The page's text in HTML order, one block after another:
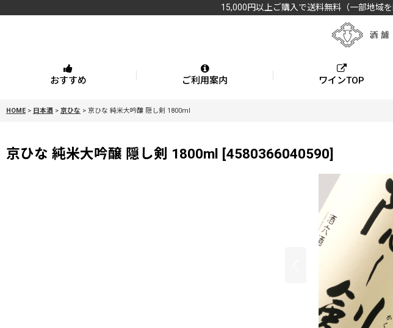
15,000円以上ご購入で送料無料（一部地
おすすめ ご利用案内 ワインTOP
HOME > 日本酒 > 京ひな > 京ひな 純米大吟醸 隠し剣 1800ml
京ひな 純米大吟醸 隠し剣 1800ml [4580366040590]